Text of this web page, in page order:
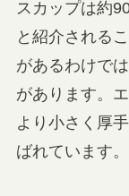
スカップは約
と紹介される
があるわけで
があります。
より小さく厚
ばれています。